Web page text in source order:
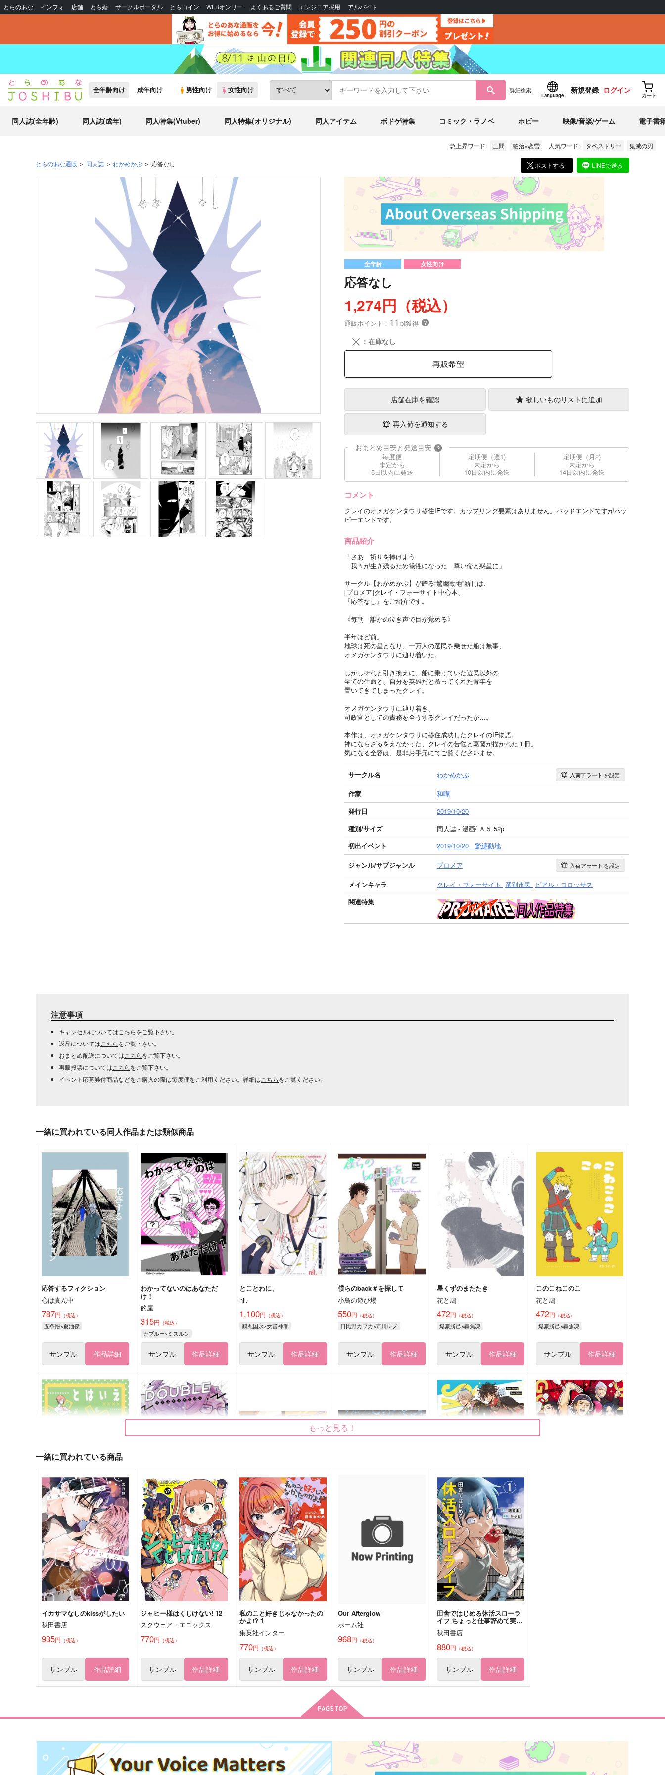
とらのあな インフォ 店舗 とら婚 サークルポータル とらコイン WEBオンリー よくあるご質問 エンジニア採用 アルバイト
全年齢向け 成年向け 男性向け 女性向け 詳細検索
Language
新規登録 ログイン
カート
同人誌(全年齢) 同人誌(成年) 同人特集(Vtuber) 同人特集(オリジナル) 同人アイテム ボドゲ特集 コミック・ラノベ ホビー 映像/音楽/ゲーム 電子書
急上昇ワード: 三間 狛治×恋雪 人気ワード: タペストリー 鬼滅の刃
とらのあな通販 同人誌 わかめかぶ 応答なし ポストする LINEで送る
全年齢 女性向け
応答なし
1,274円（税込）
通販ポイント： 11 pt獲得 ？
╳ ：在庫なし
再販希望
店舗在庫を確認 欲しいものリストに追加
再入荷を通知する
おまとめ目安と発送目安 ?
毎度便
未定から
5日以内に発送
定期便（週1)
未定から
10日以内に発送
定期便（月2)
未定から
14日以内に発送
コメント
クレイのオメガケンタウリ移住IFです。カップリング要素はありません。バッドエンドですがハッ
ピーエンドです。
商品紹介
「さあ 祈りを捧げよう
我々が生き残るため犠牲になった 尊い命と惑星に」
サークル【わかめかぶ】が贈る“驚纏動地”新刊は、
[プロメア]クレイ・フォーサイト中心本、
『応答なし』をご紹介です。
《毎朝 誰かの泣き声で目が覚める》
半年ほど前。
地球は死の星となり、一万人の選民を乗せた船は無事、
オメガケンタウリに辿り着いた。
しかしそれと引き換えに、船に乗っていた選民以外の
全ての生命と、自分を英雄だと慕ってくれた青年を
置いてきてしまったクレイ。
オメガケンタウリに辿り着き、
司政官としての責務を全うするクレイだったが…。
本作は、オメガケンタウリに移住成功したクレイのIF物語。
神にならざるをえなかった、クレイの苦悩と葛藤が描かれた１冊。
気になる全容は、是非お手元にてご覧くださいませ。
サークル名 わかめかぶ 入荷アラート を設定
作家
和嘩
発行日
2019/10/20
種別/サイズ
同人誌 - 漫画/ Ａ５ 52p
初出イベント
2019/10/20 驚纏動地
ジャンル/サブジャンル プロメア 入荷アラート を設定
メインキャラ クレイ・フォーサイト 選別市民 ビアル・コロッサス
関連特集
注意事項
キャンセルについては こちらをご覧下さい。
返品については こちらをご覧下さい。
おまとめ配送については こちらをご覧下さい。
再販投票については こちらをご覧下さい。
イベント応募券付商品などをご購入の際は毎度便をご利用ください。詳細は こちらをご覧ください。
一緒に買われている同人作品または類似商品
応答するフィクション
心は真ん中
787円 （税込）
五条悟×夏油傑
サンプル 作品詳細
わかってないのはあなただ
け！
的屋
315円 （税込）
カブルー×ミスルン
サンプル 作品詳細
とことわに、
nil.
1,100円 （税込）
鶴丸国永×女審神者
サンプル 作品詳細
僕らのback＃を探して
小鳥の遊び場
550円 （税込）
日比野カフカ×市川レノ
サンプル 作品詳細
星くずのまたたき
花と鳩
472円 （税込）
爆豪勝己×轟焦凍
サンプル 作品詳細
このこねこのこ
花と鳩
472円 （税込）
爆豪勝己×轟焦凍
サンプル 作品詳細
とはいえ××××なので
あることないこと
425 （税込）
九条天×和泉一織×九条天
サンプル 作品詳細
DOUBLE ENCOUNT
よしなし
787円（税込）
ジェームズ・モリアーティ
サンプル 作品詳細
今日もゆかいなゼムルプスさ
んち
Romans
2,672円（税込）
カドック×ぐだ子
サンプル 作品詳細
狭間に通った夢路
（税込）
ロー×ゾロ
DEAR DAYS
よしなし
629円（税込）
ジェームズ・モリアーティ〔ルーラ
ー〕
サンプル 作品詳細
VVV!
hepatica*
629円（税込）
モリダン談議
629 円（税込）
カード＆レターセット （シー
ルなし）【アーサー】
AQUA-LIMIT
荊棘を超えたふたりは（オマ
ケなし）
暮色鉱石屋
ゆめうつつ
1,100円（税込）
幸せの四つ葉
応答願ウ
394円（税込）
もっと見る！
一緒に買われている商品
イカサマなしのkissがしたい
秋田書店
935円 （税込）
サンプル 作品詳細
ジャヒー様はくじけない! 12
スクウェア・エニックス
770円 （税込）
サンプル 作品詳細
私のこと好きじゃなかったの
かよ!? 1
集英社インター
770円 （税込）
サンプル 作品詳細
Our Afterglow
ホーム社
968円 （税込）
サンプル 作品詳細
田舎ではじめる休活スローラ
イフ ちょっと仕事辞めて実家
に帰るわ 1
秋田書店
880円 （税込）
サンプル 作品詳細